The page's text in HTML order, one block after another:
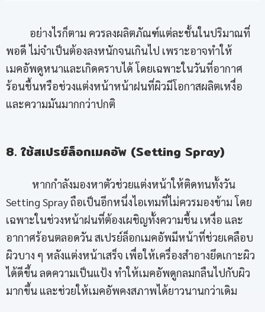
อย่างไรก็ตาม ควรลงผลิตภัณฑ์แต่ละชั้นในปริมาณที่
พอดี ไม่จำเป็นต้องลงหนักจนเกินไป เพราะอาจทำให้
เมคอัพดูหนาและเกิดคราบได้ โดยเฉพาะในวันที่อากาศ
ร้อนชื้นหรือช่วงแต่งหน้าหน้าฝนที่ผิวมีโอกาสผลิตเหงื่อ
และความมันมากกว่าปกติ
8. ใช้สเปรย์ล็อกเมคอัพ (Setting Spray)
หากกำลังมองหาตัวช่วยแต่งหน้าให้ติดทนทั้งวัน
Setting Spray ถือเป็นอีกหนึ่งไอเทมที่ไม่ควรมองข้าม โดย
เฉพาะในช่วงหน้าฝนที่ต้องเผชิญทั้งความชื้น เหงื่อ และ
อากาศร้อนตลอดวัน สเปรย์ล็อกเมคอัพมีหน้าที่ช่วยเคลือบ
ผิวบาง ๆ หลังแต่งหน้าเสร็จ เพื่อให้เครื่องสำอางยึดเกาะผิว
ได้ดีขึ้น ลดความเป็นแป้ง ทำให้เมคอัพดูกลมกลืนไปกับผิว
มากขึ้น และช่วยให้เมคอัพคงสภาพได้ยาวนานกว่าเดิม